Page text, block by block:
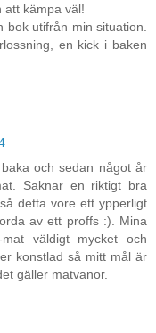
att kämpa väl!
utifrån min situation.
en kick i baken
och sedan något år
Saknar en riktigt bra
detta vore ett ypperligt
av ett proffs :). Mina
väldigt mycket och
konstlad så mitt mål är
gäller matvanor.